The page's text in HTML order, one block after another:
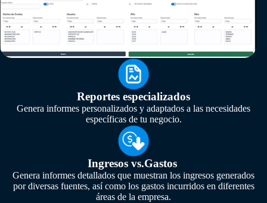
Reportes especializados
Genera informes personalizados y adaptados a las necesidades
específicas de tu negocio.
Ingresos vs.Gastos
Genera informes detallados que muestran los ingresos generados
por diversas fuentes, así como los gastos incurridos en diferentes
áreas de la empresa.